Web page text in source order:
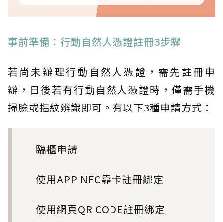
事前準備：行動自然人憑證註冊3步驟
若尚未辦理行動自然人憑證，需先註冊申
辦，日後若有行動自然人憑證時，僅需手機
掃臉或指紋辨識即可。有以下3種申請方式：
臨櫃申請
使用APP NFC靠卡註冊綁定
使用網頁QR CODE註冊綁定